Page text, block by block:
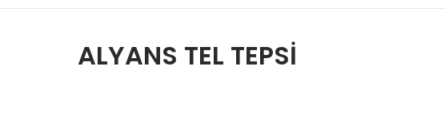
ALYANS TEL TEPSİ